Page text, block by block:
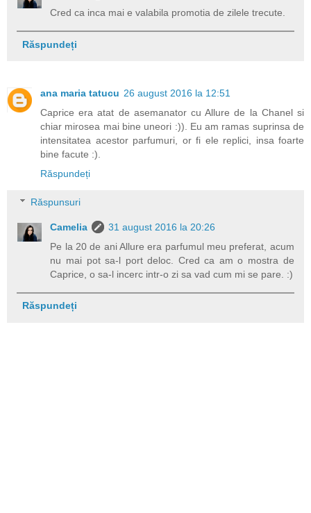
Cred ca inca mai e valabila promotia de zilele trecute.
Răspundeți
ana maria tatucu 26 august 2016 la 12:51
Caprice era atat de asemanator cu Allure de la Chanel si
chiar mirosea mai bine uneori :)). Eu am ramas suprinsa de
intensitatea acestor parfumuri, or fi ele replici, insa foarte
bine facute :).
Răspundeți
Răspunsuri
Camelia
31 august 2016 la 20:26
Pe la 20 de ani Allure era parfumul meu preferat, acum
nu mai pot sa-l port deloc. Cred ca am o mostra de
Caprice, o sa-l incerc intr-o zi sa vad cum mi se pare. :)
Răspundeți